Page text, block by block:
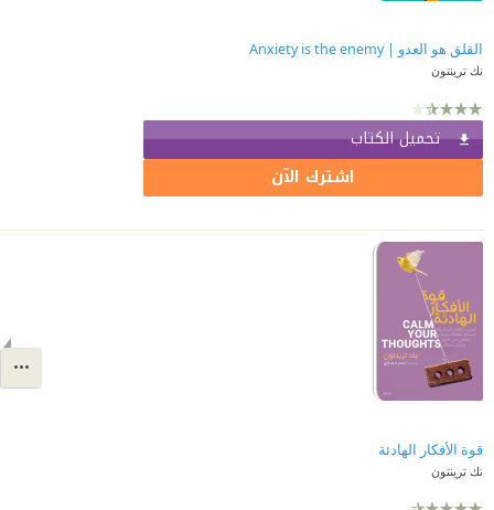
القلق هو العدو | Anxiety is the enemy
نك ترينتون
تحميل الكتاب
اشترك الآن
قوة الأفكار الهادئة
نك ترينتون